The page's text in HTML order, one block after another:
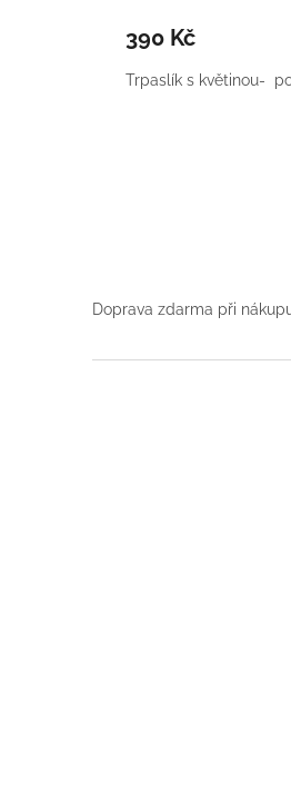
390 Kč
Trpaslík s květinou-
Doprava zdarma při